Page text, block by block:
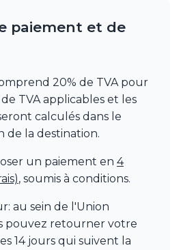
paiement et de
20% de TVA pour
de TVA applicables et les
calculés dans le
de la destination.
un paiement en 4
, soumis à conditions.
au sein de l'Union
pouvez retourner votre
14 jours qui suivent la